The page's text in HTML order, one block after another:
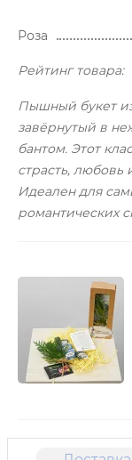
Роза
Рейтинг товара:
Пышный букет
завёрнутый в
бантом. Этот
страсть, любовь
Идеален для
романтических